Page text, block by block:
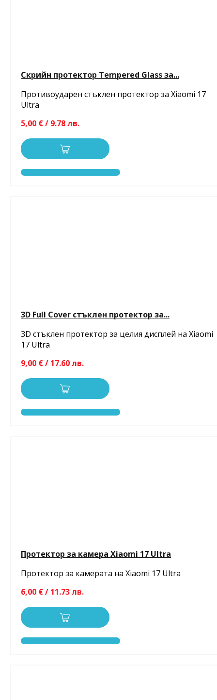
Скрийн протектор Tempered Glass за...
Противоударен стъклен протектор за Xiaomi 17
Ultra
5,00 € / 9.78 лв.
3D Full Cover стъклен протектор за...
3D стъклен протектор за целия дисплей на Xiaomi
17 Ultra
9,00 € / 17.60 лв.
Протектор за камера Xiaomi 17 Ultra
Протектор за камерата на Xiaomi 17 Ultra
6,00 € / 11.73 лв.